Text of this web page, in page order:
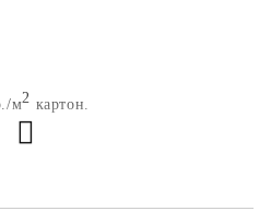
м2 картон.